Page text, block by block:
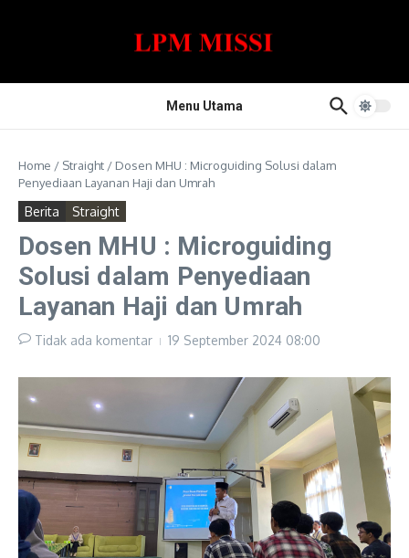
Menu Utama
Home / Straight / Dosen MHU : Microguiding Solusi dalam
Penyediaan Layanan Haji dan Umrah
Berita Straight
Dosen MHU : Microguiding
Solusi dalam Penyediaan
Layanan Haji dan Umrah
Tidak ada komentar 19 September 2024 08:00